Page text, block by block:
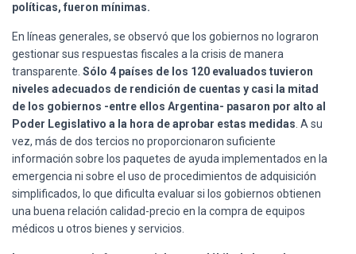
políticas, fueron mínimas.
En líneas generales, se observó que los gobiernos no lograron
gestionar sus respuestas fiscales a la crisis de manera
transparente. Sólo 4 países de los 120 evaluados tuvieron
niveles adecuados de rendición de cuentas y casi la mitad
de los gobiernos -entre ellos Argentina- pasaron por alto al
Poder Legislativo a la hora de aprobar estas medidas . A su
vez, más de dos tercios no proporcionaron suficiente
información sobre los paquetes de ayuda implementados en la
emergencia ni sobre el uso de procedimientos de adquisición
simplificados, lo que dificulta evaluar si los gobiernos obtienen
una buena relación calidad-precio en la compra de equipos
médicos u otros bienes y servicios.